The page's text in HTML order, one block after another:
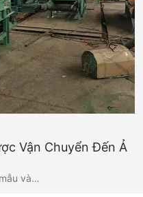
Vận Chuyển Đến Ả
và…